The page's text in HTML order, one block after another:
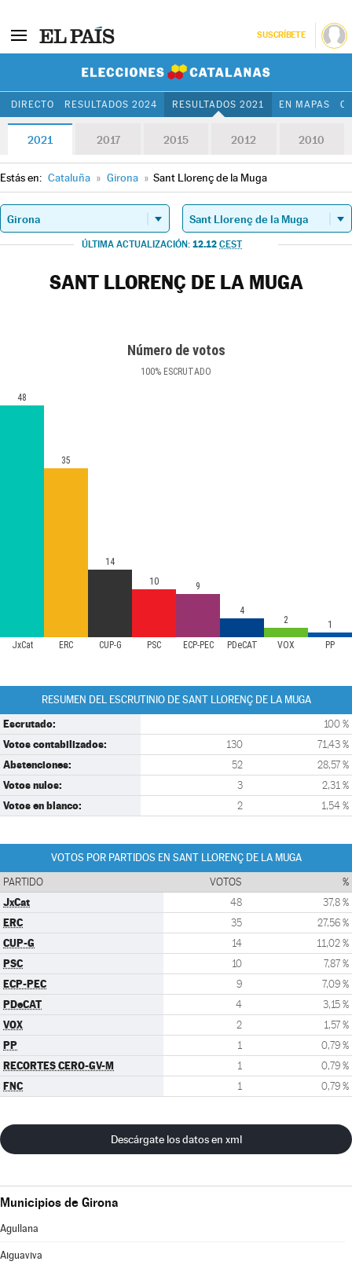
SUSCRÍBETE
DIRECTO RESULTADOS 2024 RESULTADOS 2021 EN MAPAS
2021 2017 2015 2012 2010
Estás en: Cataluña » Girona » Sant Llorenç de la Muga
ÚLTIMA ACTUALIZACIÓN: 12.12 CEST
SANT LLORENÇ DE LA MUGA
Número de votos
100% ESCRUTADO
JxCat ERC CUP-G PSC ECP-PEC PDeCAT VOX PP
48
35
14
10
9
4
2
1
RESUMEN DEL ESCRUTINIO DE SANT LLORENÇ DE LA MUGA
Escrutado: 100 %
Votos contabilizados: 130 71,43 %
Abstenciones: 52 28,57 %
Votos nulos: 3 2,31 %
Votos en blanco: 2 1,54 %
VOTOS POR PARTIDOS EN SANT LLORENÇ DE LA MUGA
PARTIDO VOTOS %
JxCat 48 37,8 %
ERC 35 27,56 %
CUP-G 14 11,02 %
PSC 10 7,87 %
ECP-PEC 9 7,09 %
PDeCAT 4 3,15 %
VOX 2 1,57 %
PP 1 0,79 %
RECORTES CERO-GV-M 1 0,79 %
FNC 1 0,79 %
Descárgate los datos en xml
Municipios de Girona
Agullana
Aiguaviva